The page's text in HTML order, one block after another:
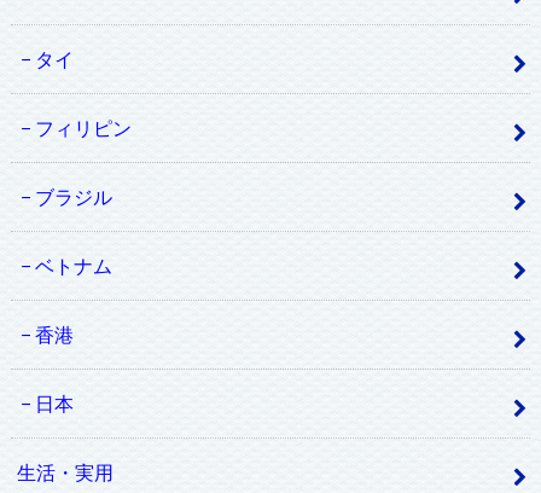
タイ
フィリピン
ブラジル
ベトナム
香港
日本
生活・実用